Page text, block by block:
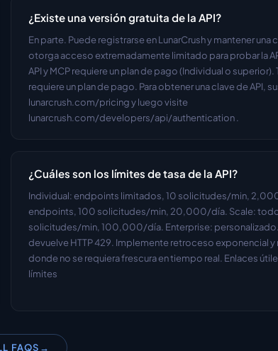
¿Existe una versión gratuita de la API?
En parte. Puede registrarse en LunarCrush y mantener una
otorga acceso extremadamente limitado para probar la
API y MCP requiere un plan de pago (Individual o
requiere un plan de pago. Para obtener una clave de API,
lunarcrush.com/pricing y luego visite
lunarcrush.com/developers/api/authentication .
¿Cuáles son los límites de tasa de la API?
Individual: endpoints limitados, 10 solicitudes/min,
endpoints, 100 solicitudes/min, 20,000/día. Scale:
solicitudes/min, 100,000/día. Enterprise: personalizado.
devuelve HTTP 429. Implemente retroceso exponencial
donde no se requiera frescura en tiempo real. Enlaces
límites
FAQS →